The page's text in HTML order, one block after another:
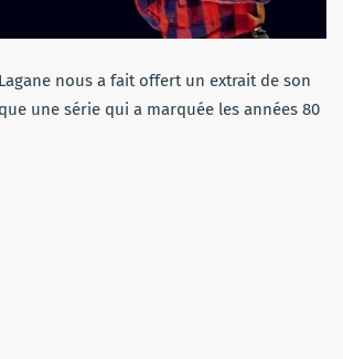
nous a fait offert un extrait de son
une série qui a marquée les années 80